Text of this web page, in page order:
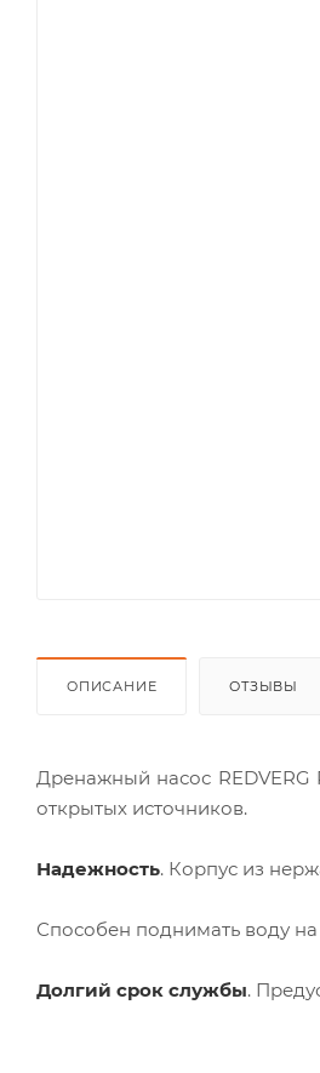
ОПИСАНИЕ ОТЗЫВЫ
Дренажный насос REDVERG
открытых источников.
Надежность. Корпус из
Способен поднимать воду
Долгий срок службы.